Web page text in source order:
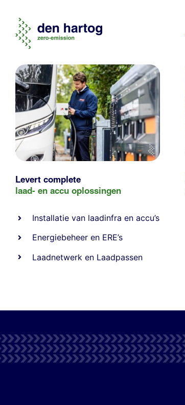
Levert complete
laad- en accu oplossingen
Installatie van laadinfra en accu’s
Energiebeheer en ERE’s
Laadnetwerk en Laadpassen